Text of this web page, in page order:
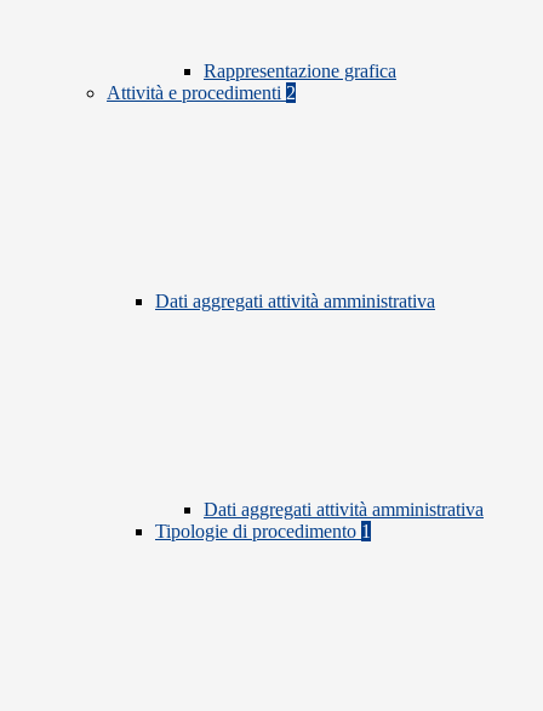
Rappresentazione grafica
Attività e procedimenti 2
Dati aggregati attività amministrativa
Dati aggregati attività amministrativa
Tipologie di procedimento 1